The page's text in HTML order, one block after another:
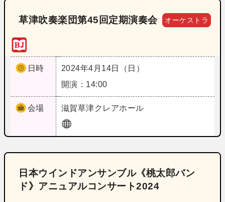
草津吹奏楽団第45回定期演奏会 オーケストラ
日時
2024年4月14日（日）
開演：14:00
会場 滋賀草津クレアホール
日本ウインドアンサンブル《桃太郎バン
ド》アニュアルコンサート2024